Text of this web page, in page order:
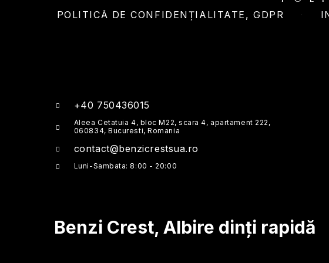
POLITICĂ DE CONFIDENȚIALITATE, GDPR
+40 750436015
Aleea Cetatuia 4, bloc M22, scara 4, apartament 222,
060834, Bucuresti, Romania
contact@benzicrestsua.ro
Luni-Sambata: 8:00 - 20:00
Benzi Crest, Albire dinți rapidă